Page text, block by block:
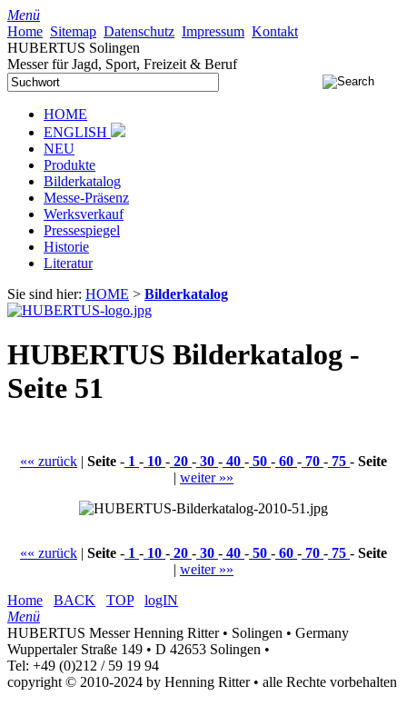
Menü
Home Sitemap Datenschutz Impressum Kontakt
HUBERTUS Solingen
Messer für Jagd, Sport, Freizeit & Beruf
HOME
ENGLISH
NEU
Produkte
Bilderkatalog
Messe-Präsenz
Werksverkauf
Pressespiegel
Historie
Literatur
Sie sind hier: HOME > Bilderkatalog
HUBERTUS Bilderkatalog -
Seite 51
«« zurück | Seite - 1 - 10 - 20 - 30 - 40 - 50 - 60 - 70 - 75 - Seite
| weiter »»
«« zurück | Seite - 1 - 10 - 20 - 30 - 40 - 50 - 60 - 70 - 75 - Seite
| weiter »»
Home
BACK TOP
logIN
Menü
HUBERTUS Messer Henning Ritter • Solingen • Germany
Wuppertaler Straße 149 • D 42653 Solingen •
Tel: +49 (0)212 / 59 19 94
copyright © 2010-2024 by Henning Ritter • alle Rechte vorbehalten